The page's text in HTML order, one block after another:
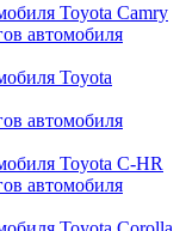
Toyota Camry
Toyota
Toyota C-HR